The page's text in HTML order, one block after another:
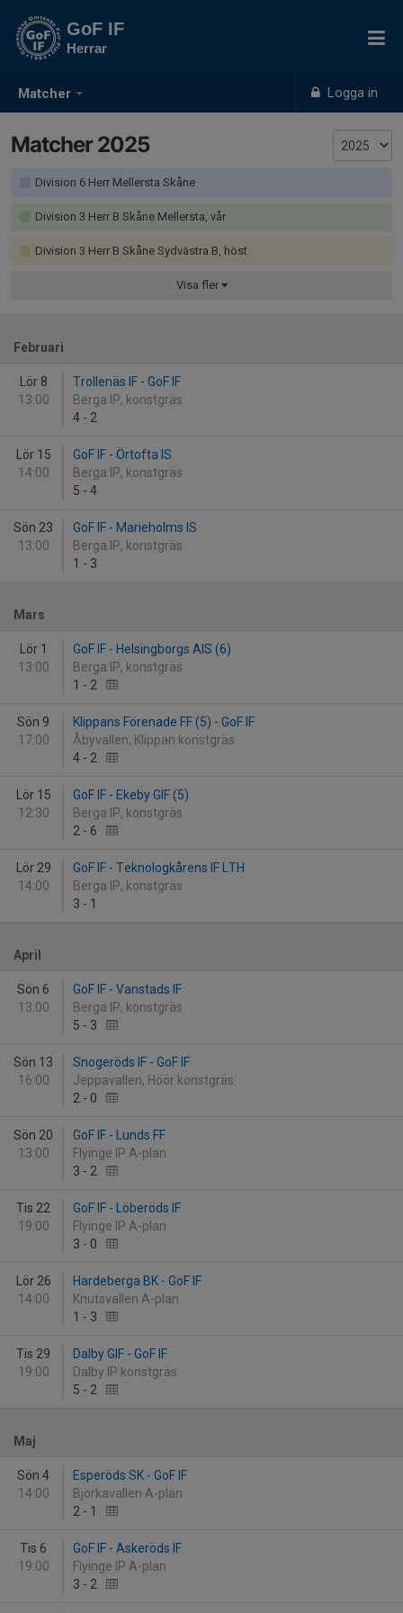
Matcher Logga in
GoF IF
Herrar
Matcher 2025
Division 6 Herr Mellersta Skåne
Division 3 Herr B Skåne Mellersta, vår
Division 3 Herr B Skåne Sydvästra B, höst
Visa fler
Februari
Lör 8
13:00
Trollenäs IF - GoF IF
Berga IP, konstgräs
4 - 2
Lör 15
14:00
GoF IF - Örtofta IS
Berga IP, konstgräs
5 - 4
Sön 23
13:00
GoF IF - Marieholms IS
Berga IP, konstgräs
1 - 3
Mars
Lör 1
13:00
GoF IF - Helsingborgs AIS (6)
Berga IP, konstgräs
1 - 2
Sön 9
17:00
Klippans Förenade FF (5) - GoF IF
Åbyvallen, Klippan konstgräs
4 - 2
Lör 15
12:30
GoF IF - Ekeby GIF (5)
Berga IP, konstgräs
2 - 6
Lör 29
14:00
GoF IF - Teknologkårens IF LTH
Berga IP, konstgräs
3 - 1
April
Sön 6
13:00
GoF IF - Vanstads IF
Berga IP, konstgräs
5 - 3
Sön 13
16:00
Snogeröds IF - GoF IF
Jeppavallen, Höör konstgräs
2 - 0
Sön 20
13:00
GoF IF - Lunds FF
Flyinge IP A-plan
3 - 2
Tis 22
19:00
GoF IF - Löberöds IF
Flyinge IP A-plan
3 - 0
Lör 26
14:00
Hardeberga BK - GoF IF
Knutsvallen A-plan
1 - 3
Tis 29
19:00
Dalby GIF - GoF IF
Dalby IP konstgräs
5 - 2
Maj
Sön 4
14:00
Esperöds SK - GoF IF
Björkavallen A-plan
2 - 1
Tis 6
19:00
GoF IF - Askeröds IF
Flyinge IP A-plan
3 - 2